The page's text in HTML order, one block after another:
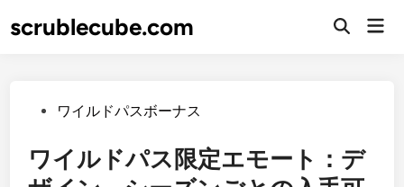
toscrublecube.com
Open
Postedワイルドパスボーナス
ワイルドパス限定エモート：デ